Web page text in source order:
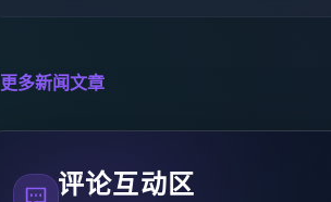
更多新闻文章
评论互动区